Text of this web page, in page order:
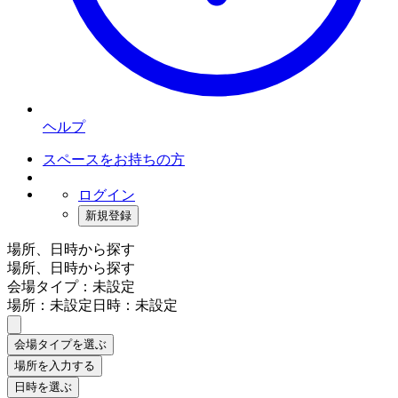
ヘルプ
スペースをお持ちの方
ログイン
新規登録
場所、日時から探す
場所、日時から探す
会場タイプ：未設定
場所：未設定日時：未設定
会場タイプを選ぶ
場所を入力する
日時を選ぶ